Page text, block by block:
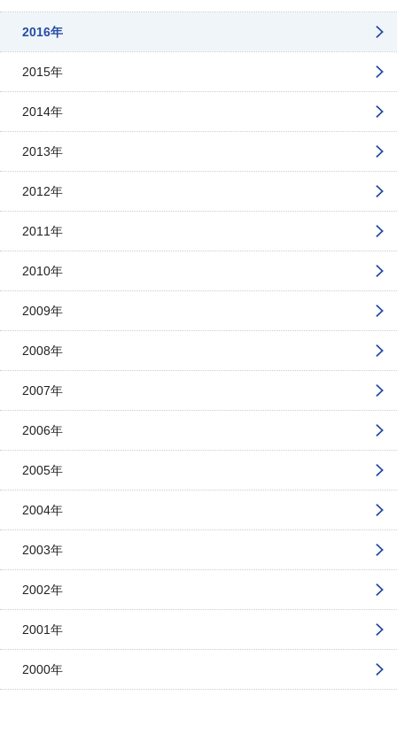
2016年
2015年
2014年
2013年
2012年
2011年
2010年
2009年
2008年
2007年
2006年
2005年
2004年
2003年
2002年
2001年
2000年